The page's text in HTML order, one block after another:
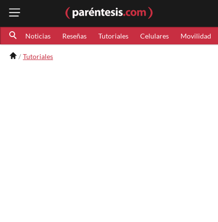
Noticias Reseñas Tutoriales Celulares Movilidad
Tutoriales